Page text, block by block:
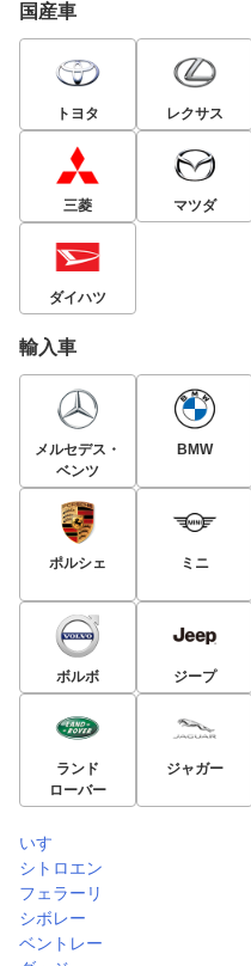
国産車
トヨタ レクサス
三菱 マツダ
ダイハツ
輸入車
メルセデス・
ベンツ
BMW
ポルシェ ミニ
ボルボ ジープ
ランド
ローバー
ジャガー
いすゞ
シトロエン
フェラーリ
シボレー
ベントレー